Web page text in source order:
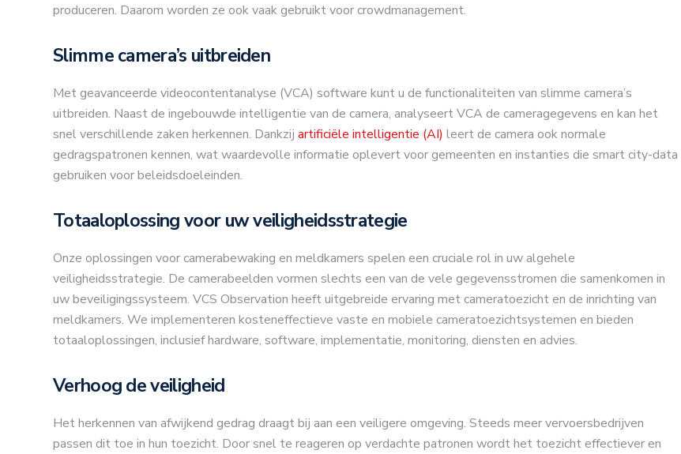
produceren. Daarom worden ze ook vaak gebruikt voor crowdmanagement.
Slimme camera’s uitbreiden
Met geavanceerde videocontentanalyse (VCA) software kunt u de functionaliteiten van slimme camera’s
uitbreiden. Naast de ingebouwde intelligentie van de camera, analyseert VCA de cameragegevens en kan het
snel verschillende zaken herkennen. Dankzij artificiële intelligentie (AI) leert de camera ook normale
gedragspatronen kennen, wat waardevolle informatie oplevert voor gemeenten en instanties die smart city-data
gebruiken voor beleidsdoeleinden.
Totaaloplossing voor uw veiligheidsstrategie
Onze oplossingen voor camerabewaking en meldkamers spelen een cruciale rol in uw algehele
veiligheidsstrategie. De camerabeelden vormen slechts een van de vele gegevensstromen die samenkomen in
uw beveiligingssysteem. VCS Observation heeft uitgebreide ervaring met cameratoezicht en de inrichting van
meldkamers. We implementeren kosteneffectieve vaste en mobiele cameratoezichtsystemen en bieden
totaaloplossingen, inclusief hardware, software, implementatie, monitoring, diensten en advies.
Verhoog de veiligheid
Het herkennen van afwijkend gedrag draagt bij aan een veiligere omgeving. Steeds meer vervoersbedrijven
passen dit toe in hun toezicht. Door snel te reageren op verdachte patronen wordt het toezicht effectiever en